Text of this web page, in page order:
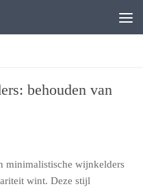
behouden van
minimalistische wijnkelders
wint. Deze stijl